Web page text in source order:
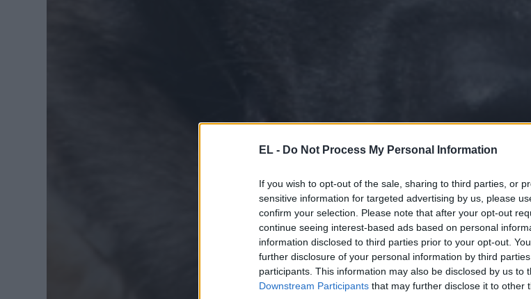
EL - Do Not Process My Personal Information
If you wish to opt-out of the sale, sharing to third parties, or
sensitive information for targeted advertising by us, please
confirm your selection. Please note that after your opt-out
continue seeing interest-based ads based on personal
information disclosed to third parties prior to your opt-out.
further disclosure of your personal information by third
participants. This information may also be disclosed by us to
Downstream Participants that may further disclose it to other